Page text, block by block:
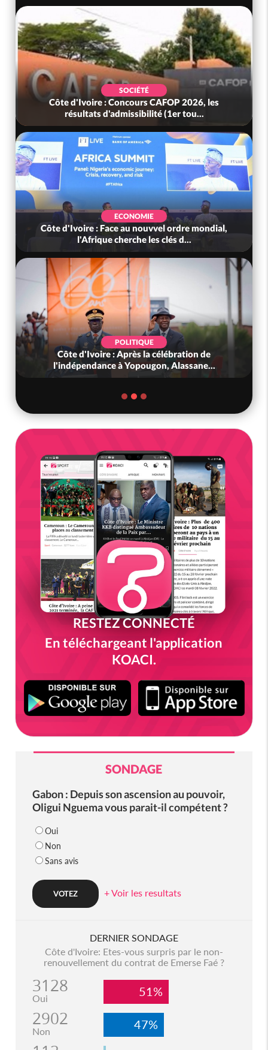
SOCIÉTÉ
Côte d'Ivoire : Concours CAFOP 2026, les
résultats d'admissibilité (1er tou...
ECONOMIE
Côte d'Ivoire : Face au nouvvel ordre mondial,
l'Afrique cherche les clés d...
POLITIQUE
Côte d'Ivoire : Après la célébration de
l'indépendance à Yopougon, Alassane...
RESTEZ CONNECTÉ
En téléchargeant l'application
KOACI.
SONDAGE
Gabon : Depuis son ascension au pouvoir,
Oligui Nguema vous parait-il compétent ?
Oui
Non
Sans avis
+ Voir les resultats
DERNIER SONDAGE
Côte d'Ivoire: Etes-vous surpris par le non-
renouvellement du contrat de Emerse Faé ?
3128
Oui 51%
2902
Non 47%